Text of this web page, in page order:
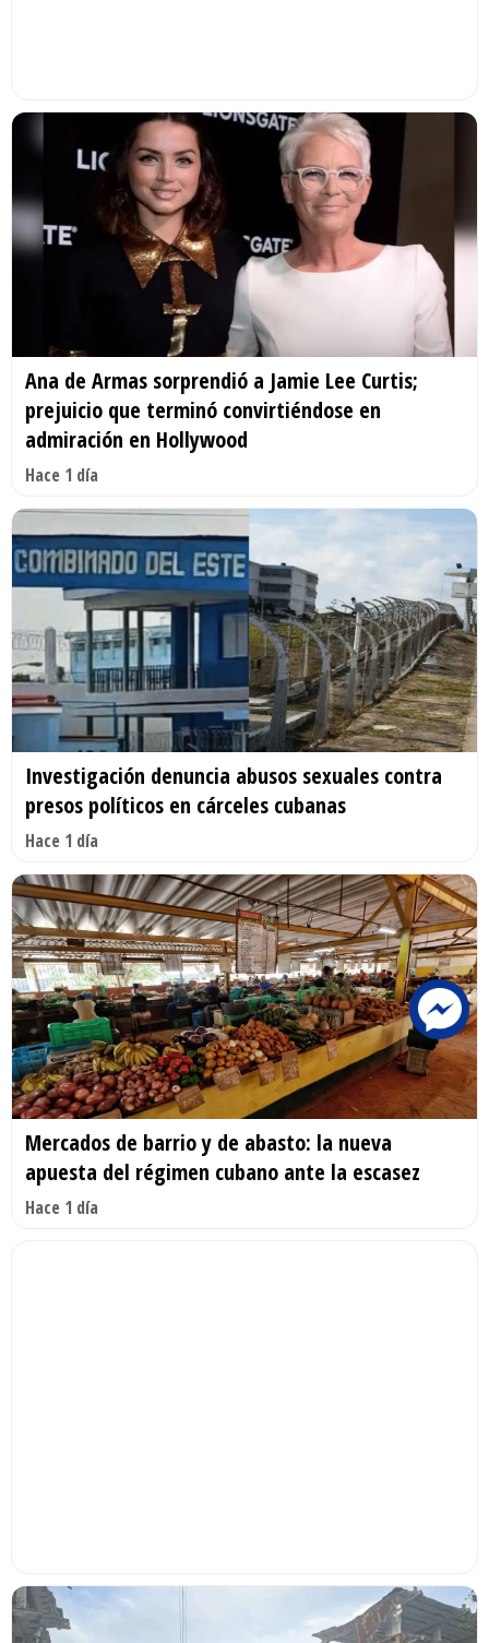
Ana de Armas sorprendió a Jamie Lee Curtis;
prejuicio que terminó convirtiéndose en
admiración en Hollywood
Hace 1 día
Investigación denuncia abusos sexuales contra
presos políticos en cárceles cubanas
Hace 1 día
Mercados de barrio y de abasto: la nueva
apuesta del régimen cubano ante la escasez
Hace 1 día